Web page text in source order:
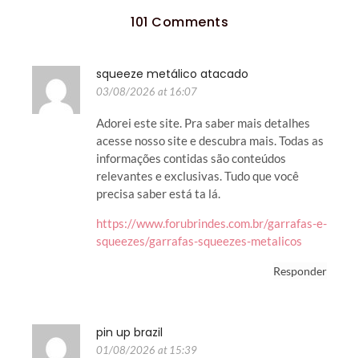
101 Comments
squeeze metálico atacado
03/08/2026 at 16:07
Adorei este site. Pra saber mais detalhes
acesse nosso site e descubra mais. Todas as
informações contidas são conteúdos
relevantes e exclusivas. Tudo que você
precisa saber está ta lá.
https://www.forubrindes.com.br/garrafas-e-
squeezes/garrafas-squeezes-metalicos
Responder
pin up brazil
01/08/2026 at 15:39